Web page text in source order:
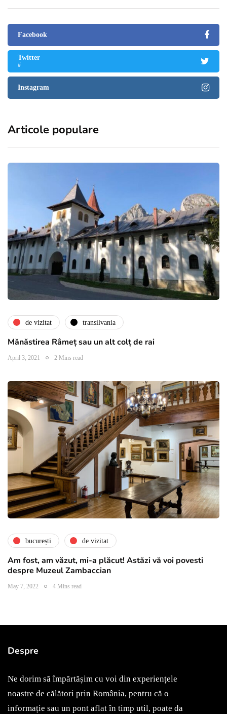
Facebook
Twitter
#
Instagram
Articole populare
de vizitat transilvania
Mănăstirea Râmeț sau un alt colț de rai
April 3, 2021 2 Mins read
bucurești de vizitat
Am fost, am văzut, mi-a plăcut! Astăzi vă voi povesti
despre Muzeul Zambaccian
May 7, 2022 4 Mins read
Despre
Ne dorim să împărtășim cu voi din experiențele
noastre de călători prin România, pentru că o
informație sau un pont aflat în timp util, poate da